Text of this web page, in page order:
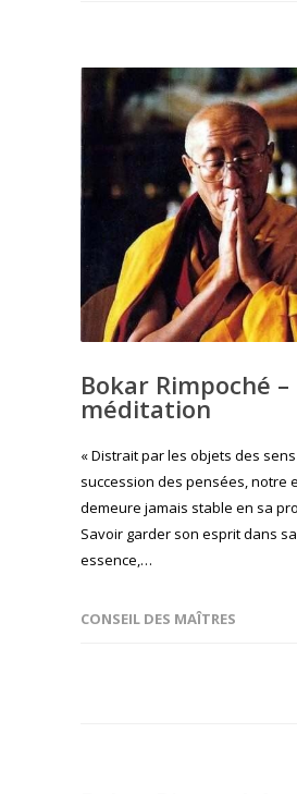
Bokar Rimpoché –
méditation
« Distrait par les objets des
succession des pensées, notre
demeure jamais stable en sa
Savoir garder son esprit dans
essence,…
CONSEIL DES MAÎTRES